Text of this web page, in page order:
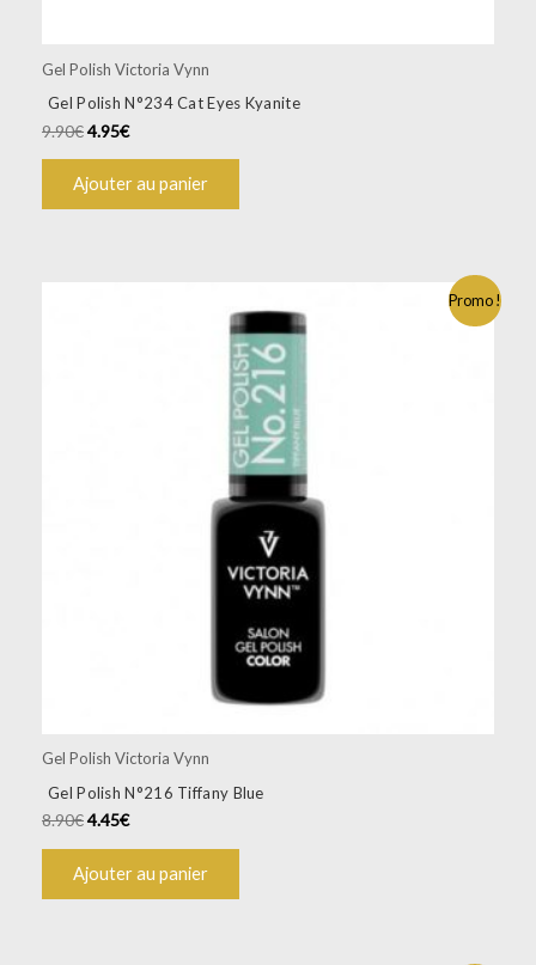
Gel Polish Victoria Vynn
Gel Polish N°234 Cat Eyes Kyanite
9.90€4.95€
Ajouter au panier
Promo !
Gel Polish Victoria Vynn
Gel Polish N°216 Tiffany Blue
8.90€4.45€
Ajouter au panier